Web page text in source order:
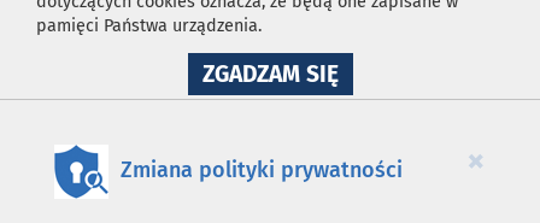
pamięci Państwa urządzenia.
ZGADZAM SIĘNA
WYKORZYSTANIE
×
Zmiana polityki prywatności